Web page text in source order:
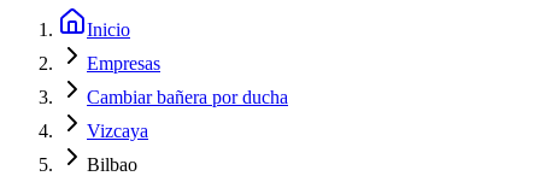
Inicio
Empresas
Cambiar bañera por ducha
Vizcaya
Bilbao